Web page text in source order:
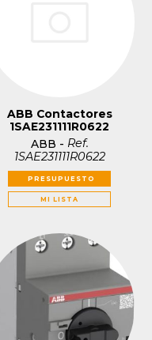
ABB Contactores
1SAE231111R0622
ABB - Ref.
1SAE231111R0622
PRESUPUESTO
MI LISTA